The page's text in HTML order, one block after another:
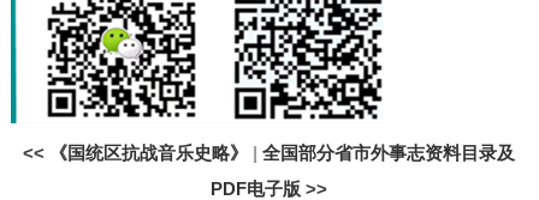
<< 《国统区抗战音乐史略》 |全国部分省市外事志资料目录及
PDF电子版 >>